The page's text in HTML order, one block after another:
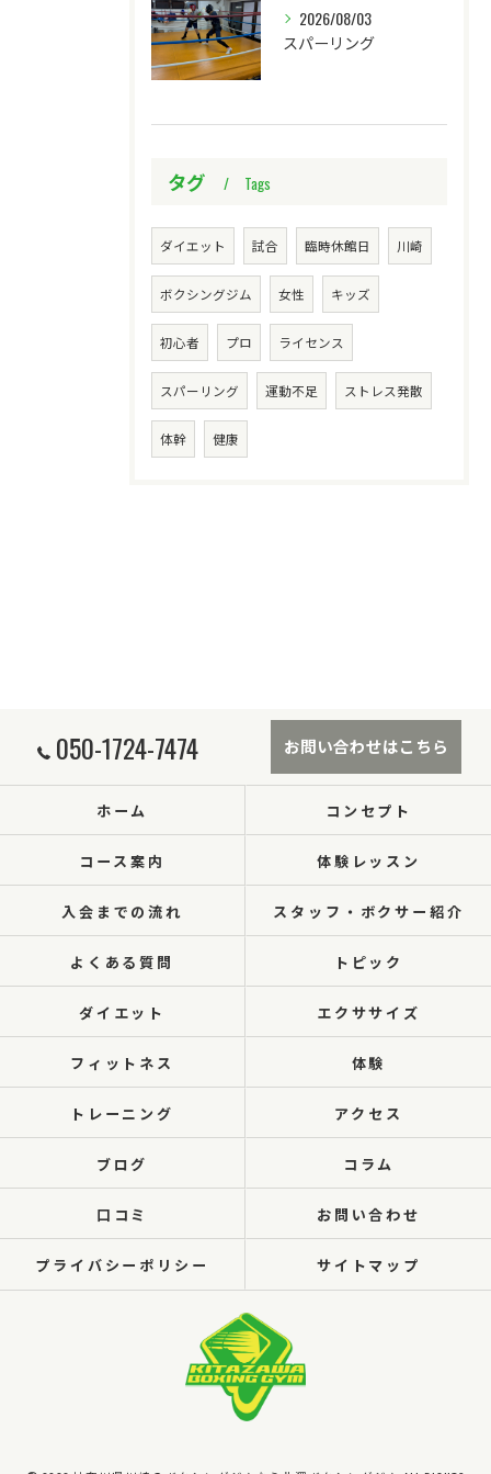
2026/08/03
スパーリング
タグ Tags
ダイエット 試合 臨時休館日 川崎
ボクシングジム 女性 キッズ
初心者 プロ ライセンス
スパーリング 運動不足 ストレス発散
体幹 健康
050-1724-7474 お問い合わせはこちら
ホーム コンセプト
コース案内 体験レッスン
入会までの流れ スタッフ・ボクサー紹介
よくある質問 トピック
ダイエット エクササイズ
フィットネス 体験
トレーニング アクセス
ブログ コラム
口コミ お問い合わせ
プライバシーポリシー サイトマップ